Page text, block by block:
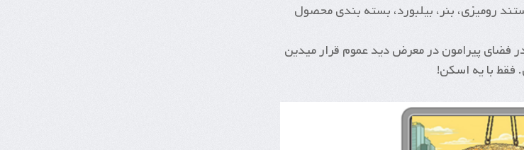
رومیزی، بنر، بیلبورد، بسته بندی محصول
فضای پیرامون در معرض دید عموم قرار میدین
فقط با یه اسکن!